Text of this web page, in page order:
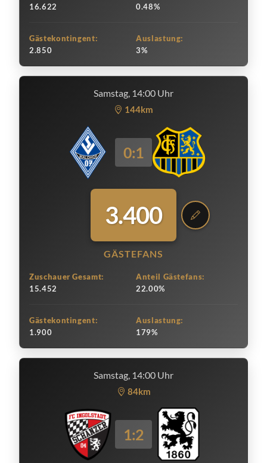
16.622
0.48%
Gästekontingent:
2.850
Auslastung:
3%
Samstag, 14:00 Uhr
144km
0:1
3.400
GÄSTEFANS
Zuschauer Gesamt:
15.452
Anteil Gästefans:
22.00%
Gästekontingent:
1.900
Auslastung:
179%
Samstag, 14:00 Uhr
84km
1:2